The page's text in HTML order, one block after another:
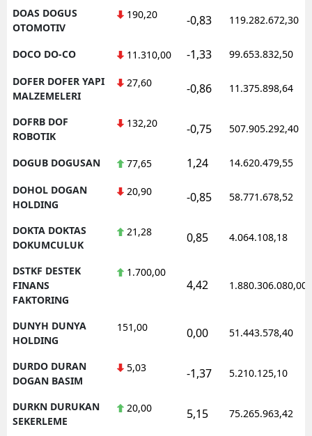
DOAS DOGUS
OTOMOTIV
190,20 -0,83 119.282.672,30
DOCO DO-CO 11.310,00 -1,33 99.653.832,50
DOFER DOFER YAPI
MALZEMELERI
27,60 -0,86 11.375.898,64
DOFRB DOF
ROBOTIK
132,20 -0,75 507.905.292,40
DOGUB DOGUSAN 77,65 1,24 14.620.479,55
DOHOL DOGAN
HOLDING
20,90 -0,85 58.771.678,52
DOKTA DOKTAS
DOKUMCULUK
21,28 0,85 4.064.108,18
DSTKF DESTEK
FINANS
FAKTORING
1.700,00
4,42 1.880.306.080,00
DUNYH DUNYA
HOLDING
151,00 0,00 51.443.578,40
DURDO DURAN
DOGAN BASIM
5,03 -1,37 5.210.125,10
DURKN DURUKAN
SEKERLEME
20,00 5,15 75.265.963,42